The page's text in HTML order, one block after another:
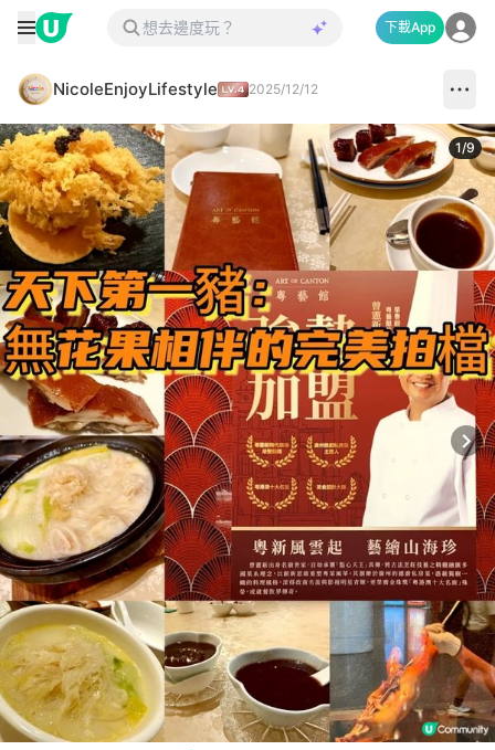
下載App
NicoleEnjoyLifestyle 2025/12/12
1/9